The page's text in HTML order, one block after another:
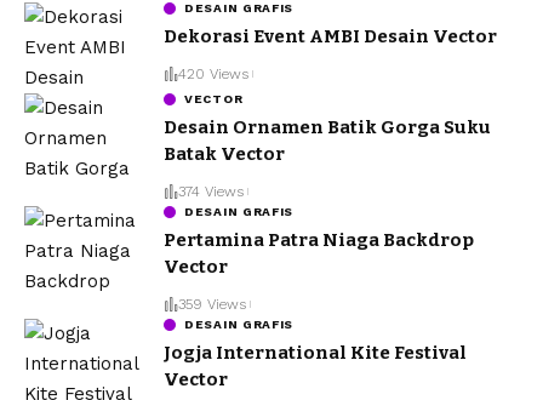
DESAIN GRAFIS
Dekorasi Event AMBI Desain Vector
420 Views
VECTOR
Desain Ornamen Batik Gorga Suku
Batak Vector
374 Views
DESAIN GRAFIS
Pertamina Patra Niaga Backdrop
Vector
359 Views
DESAIN GRAFIS
Jogja International Kite Festival
Vector